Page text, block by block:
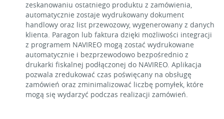
zeskanowaniu ostatniego produktu z zamówienia,
automatycznie zostaje wydrukowany dokument
handlowy oraz list przewozowy, wygenerowany z danych
klienta. Paragon lub faktura dzięki możliwości integracji
z programem NAVIREO mogą zostać wydrukowane
automatycznie i bezprzewodowo bezpośrednio z
drukarki fiskalnej podłączonej do NAVIREO. Aplikacja
pozwala zredukować czas poświęcany na obsługę
zamówień oraz zminimalizować liczbę pomyłek, które
mogą się wydarzyć podczas realizacji zamówień.